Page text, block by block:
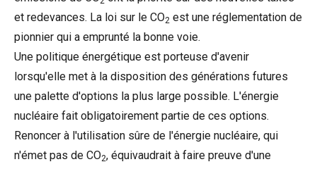
et redevances. La loi sur le CO2 est une réglementation de
pionnier qui a emprunté la bonne voie.
Une politique énergétique est porteuse d'avenir
lorsqu'elle met à la disposition des générations futures
une palette d'options la plus large possible. L'énergie
nucléaire fait obligatoirement partie de ces options.
Renoncer à l'utilisation sûre de l'énergie nucléaire, qui
n'émet pas de CO2, équivaudrait à faire preuve d'une